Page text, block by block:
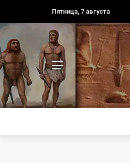
Пятница, 7 августа